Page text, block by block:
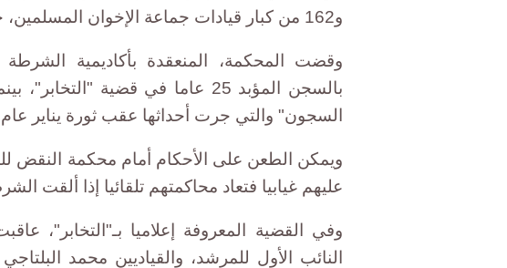
و162 من كبار قيادات جماعة الإخوان المسلمين، حضوريا وغيابيا.
وقضت المحكمة، المنعقدة بأكاديمية الشرطة
بالسجن المؤبد 25 عاما في قضية
السجون" والتي جرت أحداثها عقب ثورة يناير عام 2011.
ويمكن الطعن على الأحكام أمام محكمة النقض
عليهم غيابيا فتعاد محاكمتهم تلقائيا إذا ألقت
وفي القضية المعروفة إعلاميا بـ"التخابر"،
النائب الأول للمرشد، والقياديين محمد